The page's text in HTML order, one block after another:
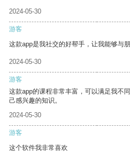
2024-05-30
游客
这款app是我社交的好帮手，让我能够与
2024-05-30
游客
这款app的课程非常丰富，可以满足我不
己感兴趣的知识。
2024-05-30
游客
这个软件我非常喜欢